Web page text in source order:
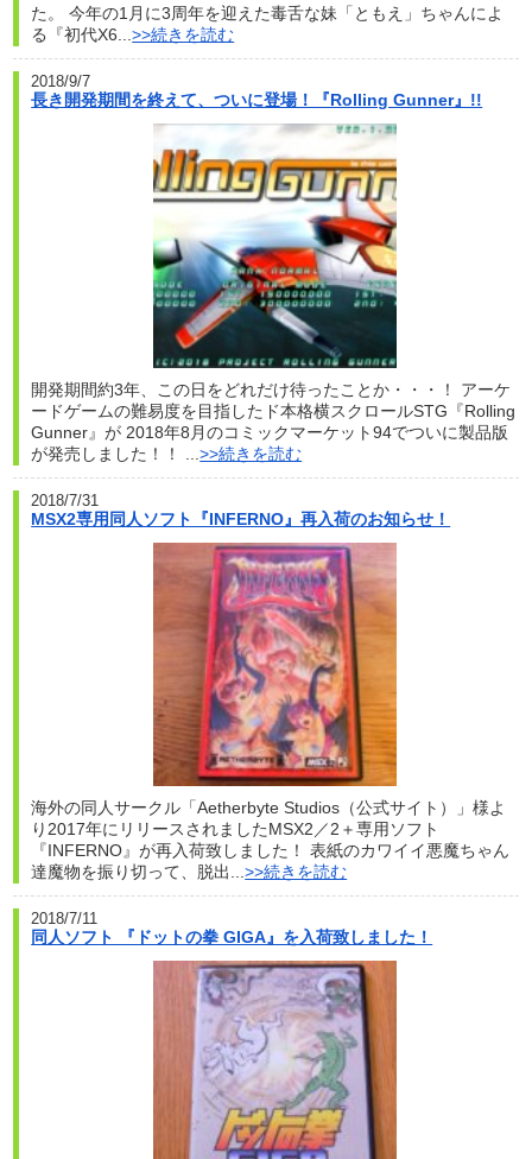
た。 今年の1月に3周年を迎えた毒舌な妹「ともえ」ちゃんによ
る『初代X6...>>続きを読む
2018/9/7
長き開発期間を終えて、ついに登場！『Rolling Gunner』!!
開発期間約3年、この日をどれだけ待ったことか・・・！ アーケ
ードゲームの難易度を目指したド本格横スクロールSTG『Rolling
Gunner』が 2018年8月のコミックマーケット94でついに製品版
が発売しました！！ ...>>続きを読む
2018/7/31
MSX2専用同人ソフト『INFERNO』再入荷のお知らせ！
海外の同人サークル「Aetherbyte Studios（公式サイト）」様よ
り2017年にリリースされましたMSX2／2＋専用ソフト
『INFERNO』が再入荷致しました！ 表紙のカワイイ悪魔ちゃん
達魔物を振り切って、脱出...>>続きを読む
2018/7/11
同人ソフト 『ドットの拳 GIGA』を入荷致しました！